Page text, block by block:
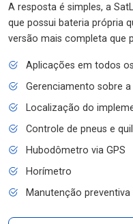
A resposta é simples, a
que possui bateria própria
versão mais completa que
Aplicações em todos
Gerenciamento sobre
Localização do
Controle de pneus e
Hubodômetro via GPS
Horímetro
Manutenção